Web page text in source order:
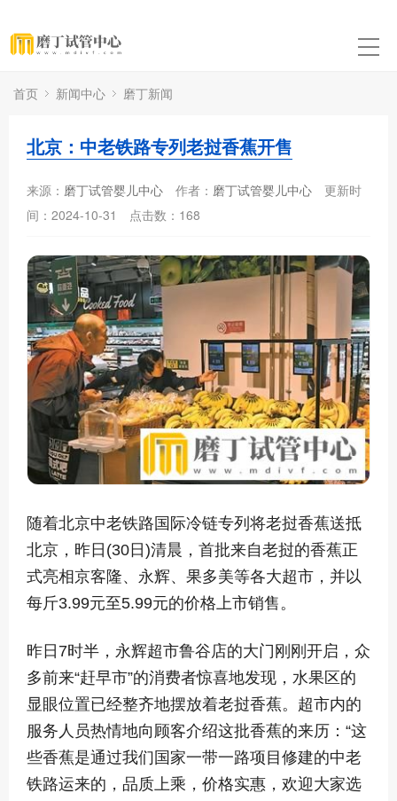
首页 新闻中心 磨丁新闻
北京：中老铁路专列老挝香蕉开售
来源： 磨丁试管婴儿中心 作者： 磨丁试管婴儿中心
更新时
间：2024-10-31
点击数： 168
随着北京中老铁路国际冷链专列将老挝香蕉送抵
北京，昨日(30日)清晨，首批来自老挝的香蕉正
式亮相京客隆、永辉、果多美等各大超市，并以
每斤3.99元至5.99元的价格上市销售。
昨日7时半，永辉超市鲁谷店的大门刚刚开启，众
多前来“赶早市”的消费者惊喜地发现，水果区的
显眼位置已经整齐地摆放着老挝香蕉。超市内的
服务人员热情地向顾客介绍这批香蕉的来历：“这
些香蕉是通过我们国家一带一路项目修建的中老
铁路运来的，品质上乘，价格实惠，欢迎大家选